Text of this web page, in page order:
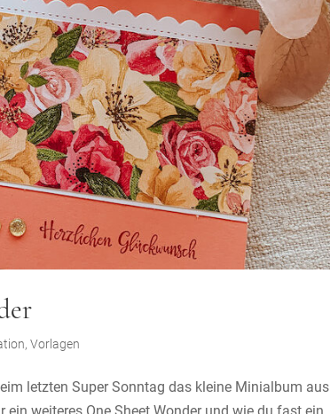
,Vorlagen
letzten Super Sonntag das kleine Minialbum aus